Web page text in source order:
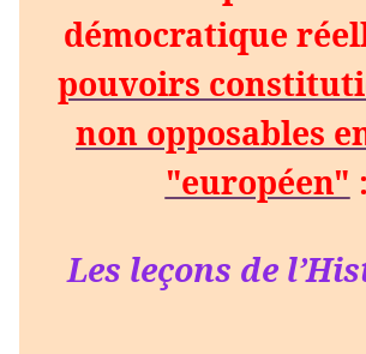
démocratique
pouvoirs
non opposables
"européen" :
Les leçons de